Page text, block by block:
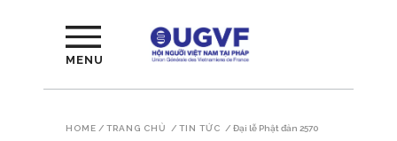
MENU
HOME / TRANG CHỦ / TIN TỨC / Đại lễ Phật đản 2570